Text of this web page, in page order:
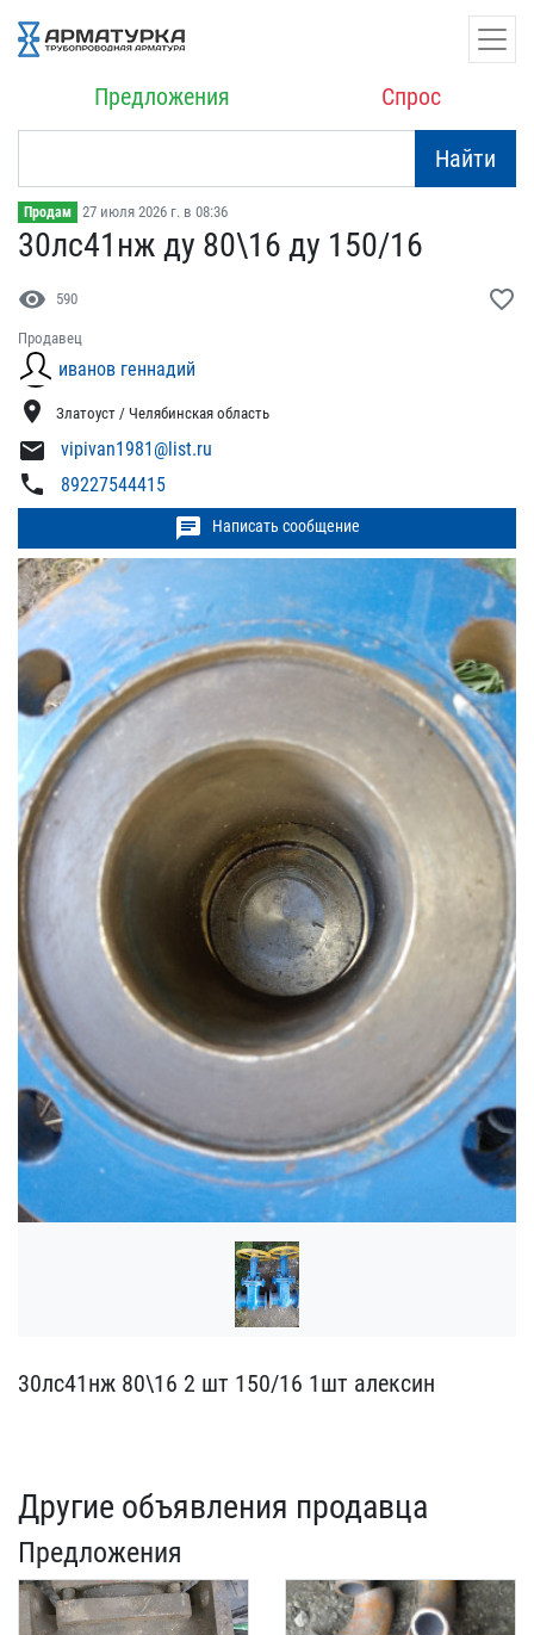
Предложения Спрос
Найти
Продам 27 июля 2026 г. в 08:36
30лс41нж ду 80\16 ду 150​/16
visibility 590 favorite_border
Продавец
иванов геннадий
location_on Златоуст / Челябинская область
mail vipivan1981@list.ru
phone 89227544415
chat Написать сообщение
30лс41нж 80\16 2 шт 150​/16 1шт алексин
Другие объявления продавца
Предложения